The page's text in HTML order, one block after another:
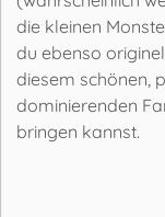
die kleinen
du ebenso
diesem schönen,
dominierenden
bringen kannst.